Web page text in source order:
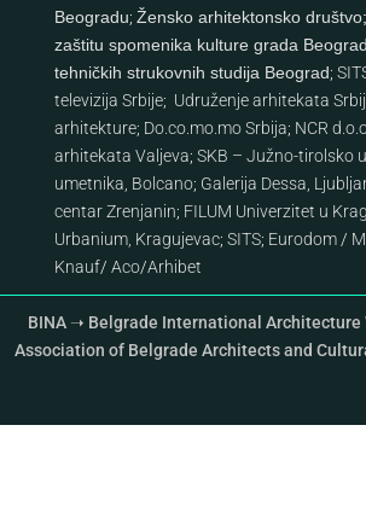
Beogradu; Žensko arhitektonsko društvo;
zaštitu spomenika kulture grada
tehničkih strukovnih studija Beograd;
televizija Srbije; Udruženje arhitekata
arhitekture; Do.co.mo.mo Srbija; NCR
arhitekata Valjeva; SKB – Južno-tirolsko
umetnika, Bolcano; Galerija Dessa,
centar Zrenjanin; FILUM Univerzitet u
Urbanium, Kragujevac; SITS; Eurodom/
Knauf/ Aco/Arhibet
BINA ➝ Belgrade International Architecture
Association of Belgrade Architects and